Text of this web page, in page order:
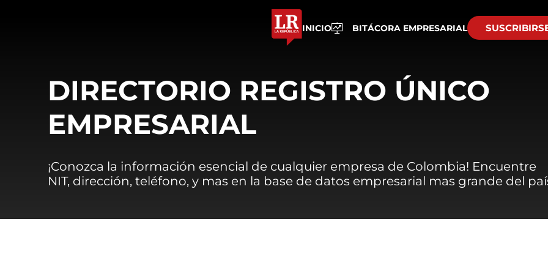
INICIO BITÁCORA EMPRESARIAL
DIRECTORIO REGISTRO ÚNICO
EMPRESARIAL
¡Conozca la información esencial de cualquier empresa de Colombia! Encuentre
NIT, dirección, teléfono, y mas en la base de datos empresarial mas grande del